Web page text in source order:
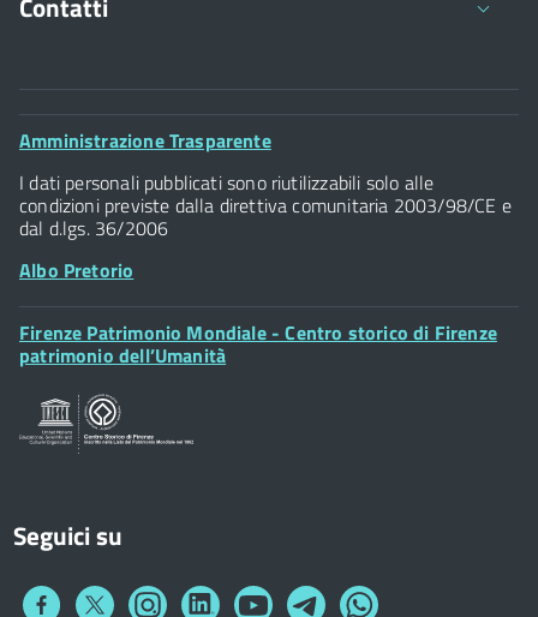
Comune di Firenze
Palazzo Vecchio
Piazza della Signoria - 50122, Firenze
Posta Elettronica Certificata
Footer
Amministrazione Trasparente
I dati personali pubblicati sono riutilizzabili solo alle
condizioni previste dalla direttiva comunitaria 2003/98/CE e
dal d.lgs. 36/2006
Albo Pretorio
Footer
Widget
Firenze Patrimonio Mondiale - Centro storico di Firenze
patrimonio dell’Umanità
Seguici su
Collegamento
CollegamentoCollegamentoCollegamentoCollegamento
CollegamentoCollegamento